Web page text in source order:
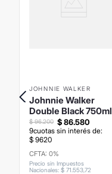
JOHNNIE WALKER
Johnnie Walker
Double Black 750ml
$86.580
$ 96.200
9cuotas sin interés de:
$ 9620
CFTA: 0%
Precio sin Impuestos
Nacionales: $ 71 55372